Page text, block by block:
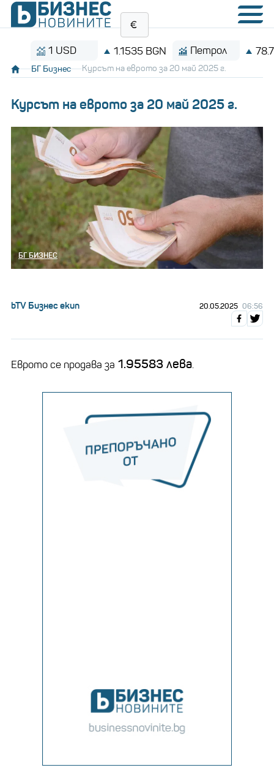
1 USD 1.1535 BGN Петрол 78.72 $/
БГ Бизнес Курсът на еврото за 20 май 2025 г.
Курсът на еврото за 20 май 2025 г.
БГ БИЗНЕС
bTV Бизнес екип 20.05.2025 06:56
Еврото се продава за 1.95583 лева.